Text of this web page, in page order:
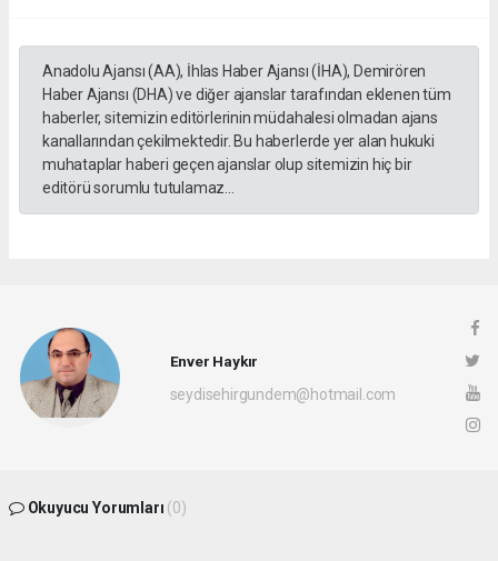
Anadolu Ajansı (AA), İhlas Haber Ajansı (İHA), Demirören
Haber Ajansı (DHA) ve diğer ajanslar tarafından eklenen tüm
haberler, sitemizin editörlerinin müdahalesi olmadan ajans
kanallarından çekilmektedir. Bu haberlerde yer alan hukuki
muhataplar haberi geçen ajanslar olup sitemizin hiç bir
editörü sorumlu tutulamaz...
Enver Haykır
seydisehirgundem@hotmail.com
Okuyucu Yorumları (0)